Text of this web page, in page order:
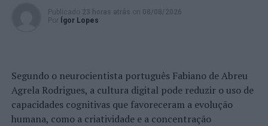
Publicado 23 horas atrás on 08/08/2026
Por
Ígor Lopes
Segundo o neurocientista português Fabiano de Abreu
Agrela Rodrigues, a cultura digital pode reduzir o uso de
capacidades cognitivas que favoreceram a evolução
humana, como a criatividade e a concentração